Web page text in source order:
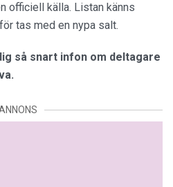
officiell källa. Listan känns
tas med en nypa salt.
så snart infon om deltagare